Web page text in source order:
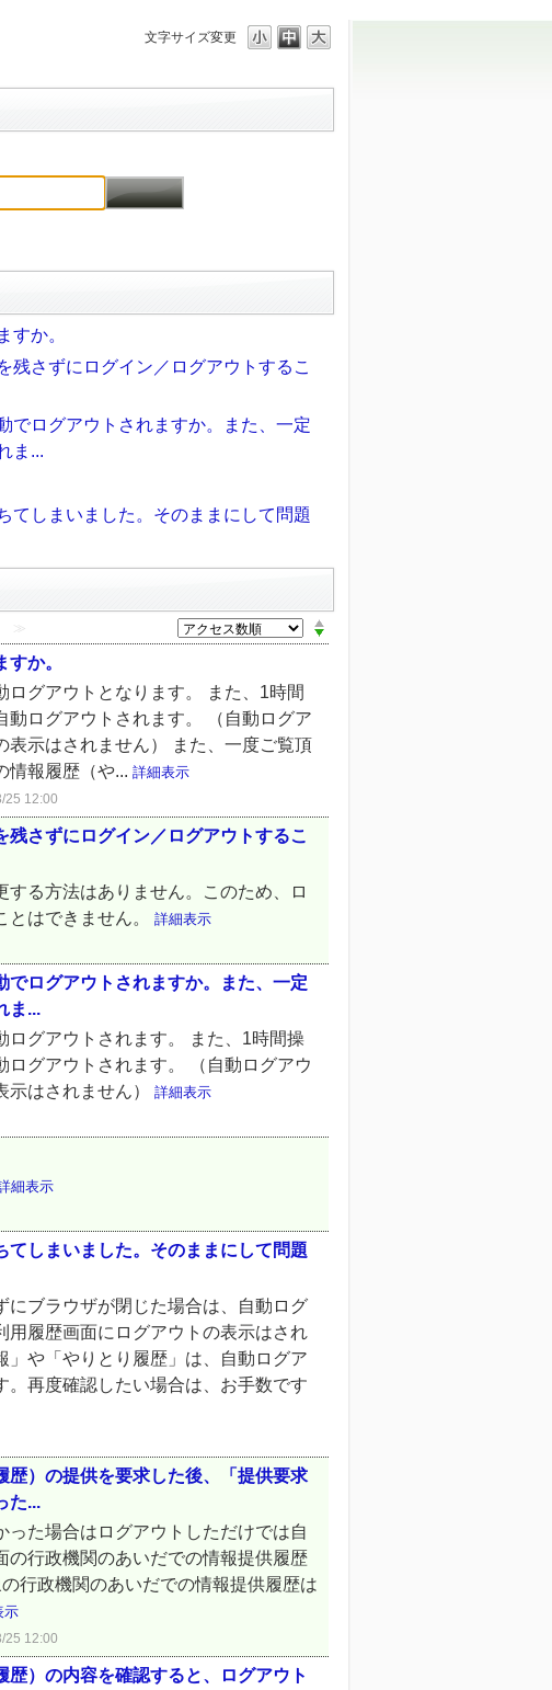
文字サイズ変更
すか。
残さずにログイン／ログアウトするこ
でログアウトされますか。また、一定
ま...
てしまいました。そのままにして問題
≫
か。
グアウトとなります。 また、1時間
ログアウトされます。 （自動ログア
表示はされません） また、一度ご覧頂
情報履歴（や... 詳細表示
25 12:00
さずにログイン／ログアウトするこ
る方法はありません。このため、ロ
とはできません。 詳細表示
でログアウトされますか。また、一定
ま...
ログアウトされます。 また、1時間操
グアウトされます。 （自動ログアウ
示はされません） 詳細表示
細表示
しまいました。そのままにして問題
にブラウザが閉じた場合は、自動ログ
用履歴画面にログアウトの表示はされ
」や「やりとり履歴」は、自動ログア
。再度確認したい場合は、お手数です
）の提供を要求した後、「提供要求
た...
た場合はログアウトしただけでは自
行政機関のあいだでの情報提供履歴
行政機関のあいだでの情報提供履歴は
示
25 12:00
）の内容を確認すると、ログアウト